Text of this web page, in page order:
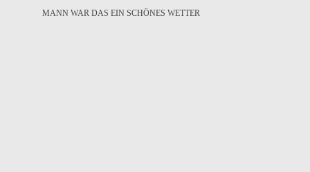
MANN WAR DAS EIN SCHÖNES WETTER